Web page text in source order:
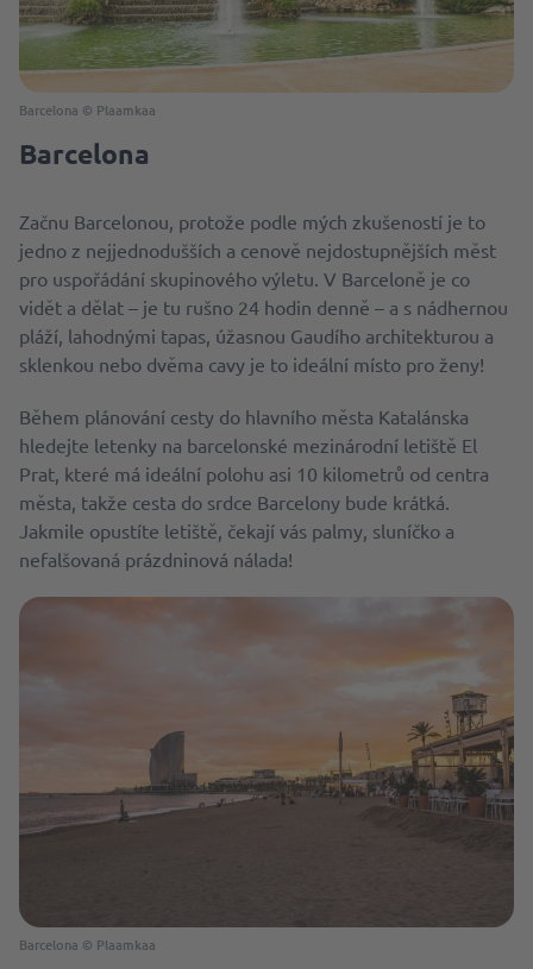
Barcelona © Plaamkaa
Barcelona
Začnu Barcelonou, protože podle mých zkušeností je to
jedno z nejjednodušších a cenově nejdostupnějších měst
pro uspořádání skupinového výletu. V Barceloně je co
vidět a dělat – je tu rušno 24 hodin denně – a s nádhernou
pláží, lahodnými tapas, úžasnou Gaudího architekturou a
sklenkou nebo dvěma cavy je to ideální místo pro ženy!
Během plánování cesty do hlavního města Katalánska
hledejte letenky na barcelonské mezinárodní letiště El
Prat, které má ideální polohu asi 10 kilometrů od centra
města, takže cesta do srdce Barcelony bude krátká.
Jakmile opustíte letiště, čekají vás palmy, sluníčko a
nefalšovaná prázdninová nálada!
Barcelona © Plaamkaa